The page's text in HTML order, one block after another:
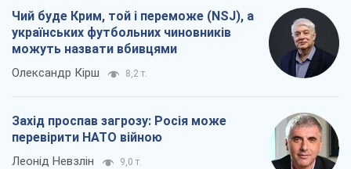
Чий буде Крим, той і переможе (NSJ), а
українських футбольних чиновників
можуть назвати вбивцями
Олександр Кірш 8,2 т.
Захід проспав загрозу: Росія може
перевірити НАТО війною
Леонід Невзлін 9,0 т.